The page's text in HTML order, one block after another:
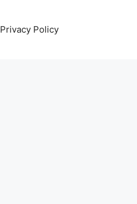
Privacy Policy